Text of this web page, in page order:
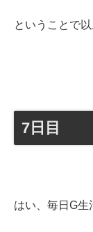
ということで
7日目
はい、毎日G生